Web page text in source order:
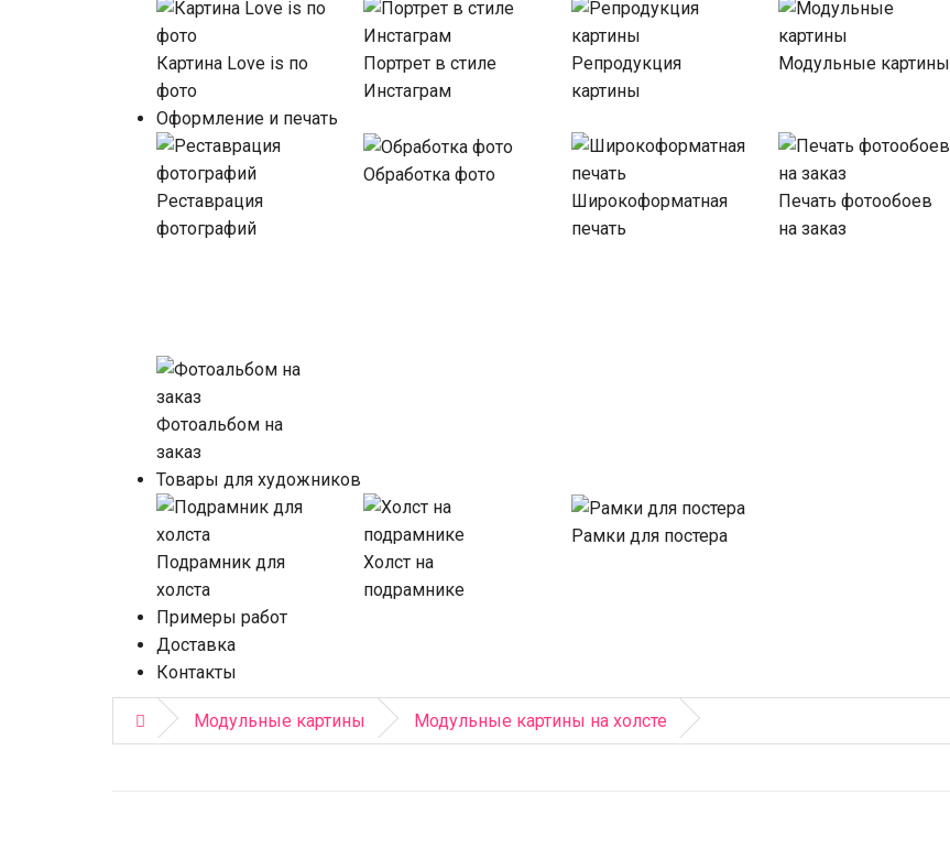
Картина Love is по
фото
Портрет в стиле
Инстаграм
Репродукция
картины
Модульные картины
Оформление и печать
Реставрация
фотографий
Обработка фото
Широкоформатная
печать
Печать фотообоев
на заказ
Фотоальбом на
заказ
Товары для художников
Подрамник для
холста
Холст на
подрамнике
Рамки для постера
Примеры работ
Доставка
Контакты
Модульные картины Модульные картины на холсте